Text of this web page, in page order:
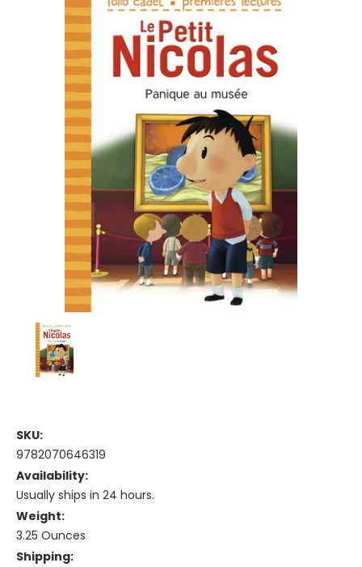
SKU:
9782070646319
Availability:
Usually ships in 24 hours.
Weight:
3.25 Ounces
Shipping: